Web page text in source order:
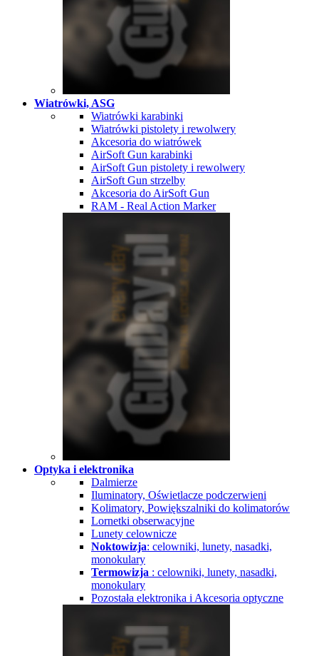
Wiatrówki, ASG
Wiatrówki karabinki
Wiatrówki pistolety i rewolwery
Akcesoria do wiatrówek
AirSoft Gun karabinki
AirSoft Gun pistolety i rewolwery
AirSoft Gun strzelby
Akcesoria do AirSoft Gun
RAM - Real Action Marker
Optyka i elektronika
Dalmierze
Iluminatory, Oświetlacze podczerwieni
Kolimatory, Powiększalniki do kolimatorów
Lornetki obserwacyjne
Lunety celownicze
Noktowizja: celowniki, lunety, nasadki,
monokulary
Termowizja : celowniki, lunety, nasadki,
monokulary
Pozostała elektronika i Akcesoria optyczne